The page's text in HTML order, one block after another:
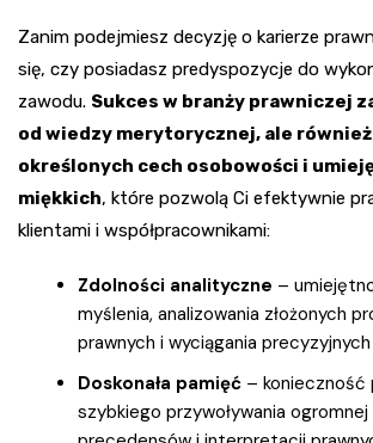
Zanim podejmiesz decyzję o karierze
się, czy posiadasz predyspozycje do
zawodu. Sukces w branży prawniczej
od wiedzy merytorycznej, ale również
określonych cech osobowości i
miękkich, które pozwolą Ci efektywnie
klientami i współpracownikami:
Zdolności analityczne –
myślenia, analizowania złożonych
prawnych i wyciągania
Doskonała pamięć – konieczność
szybkiego przywoływania